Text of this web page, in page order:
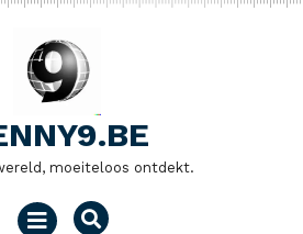
moeiteloos ontdekt.
Menu
openen